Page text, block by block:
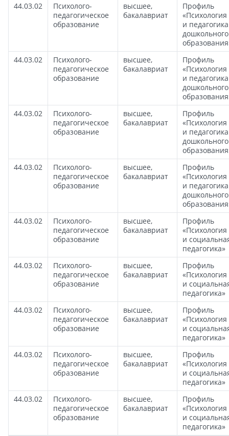
44.03.02
Психолого-
педагогическое
образование
высшее,
бакалавриат
Профиль
«Психология
и педагогика
дошкольного
44.03.02
Психолого-
педагогическое
образование
высшее,
бакалавриат
Профиль
«Психология
и педагогика
дошкольного
44.03.02
Психолого-
педагогическое
образование
высшее,
бакалавриат
Профиль
«Психология
и педагогика
дошкольного
44.03.02
Психолого-
педагогическое
образование
высшее,
бакалавриат
Профиль
«Психология
и педагогика
дошкольного
44.03.02
Психолого-
педагогическое
образование
высшее,
бакалавриат
Профиль
«Психология
и
педагогика»
44.03.02
Психолого-
педагогическое
образование
высшее,
бакалавриат
Профиль
«Психология
и
педагогика»
44.03.02
Психолого-
педагогическое
образование
высшее,
бакалавриат
Профиль
«Психология
и
педагогика»
44.03.02
Психолого-
педагогическое
образование
высшее,
бакалавриат
Профиль
«Психология
и
педагогика»
44.03.02
Психолого-
педагогическое
образование
высшее,
бакалавриат
Профиль
«Психология
и
педагогика»